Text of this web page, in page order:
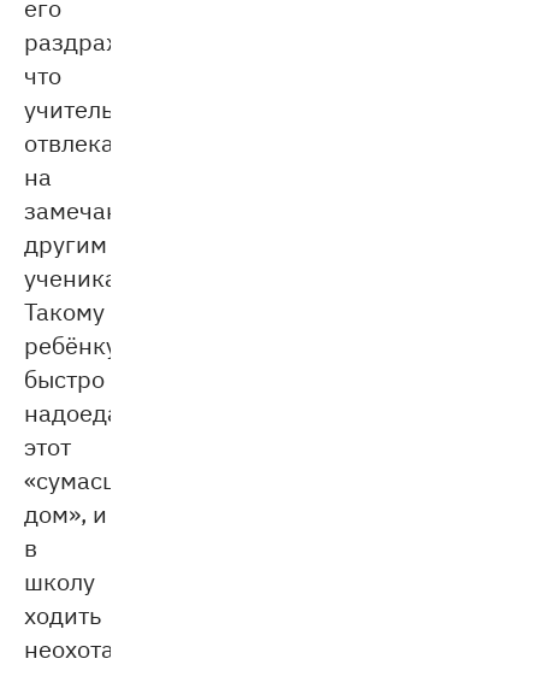
его
раздражает,
что
учитель
отвлекается
на
замечания
другим
ученикам.
Такому
ребёнку
быстро
надоедает
этот
«сумасшедший
дом», и
в
школу
ходить
неохота.